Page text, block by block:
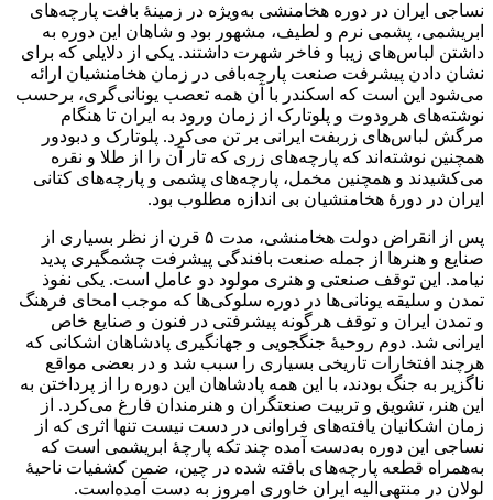
نساجی ایران در دوره هخامنشی به‌ویژه در زمینهٔ بافت پارچه‌های
ابریشمی، پشمی نرم و لطیف، مشهور بود و شاهان این دوره به
داشتن لباس‌های زیبا و فاخر شهرت داشتند. یکی از دلایلی که برای
نشان دادن پیشرفت صنعت پارچه‌بافی در زمان هخامنشیان ارائه
می‌شود این است که اسکندر با آن همه تعصب یونانی‌گری، برحسب
نوشته‌های هرودوت و پلوتارک از زمان ورود به ایران تا هنگام
مرگش لباس‌های زربفت ایرانی بر تن می‌کرد. پلوتارک و دبودور
همچنین نوشته‌اند که پارچه‌های زری که تار آن را از طلا و نقره
می‌کشیدند و همچنین مخمل، پارچه‌های پشمی و پارچه‌های کتانی
ایران در دورهٔ هخامنشیان بی اندازه مطلوب بود.
پس از انقراض دولت هخامنشی، مدت ۵ قرن از نظر بسیاری از
صنایع و هنرها از جمله صنعت بافندگی پیشرفت چشمگیری پدید
نیامد. این توقف صنعتی و هنری مولود دو عامل است. یکی نفوذ
تمدن و سلیقه یونانی‌ها در دوره سلوکی‌ها که موجب امحای فرهنگ
و تمدن ایران و توقف هرگونه پیشرفتی در فنون و صنایع خاص
ایرانی شد. دوم روحیهٔ جنگجویی و جهانگیری پادشاهان اشکانی که
هرچند افتخارات تاریخی بسیاری را سبب شد و در بعضی مواقع
ناگزیر به جنگ بودند، با این همه پادشاهان این دوره را از پرداختن به
این هنر، تشویق و تربیت صنعتگران و هنرمندان فارغ می‌کرد. از
زمان اشکانیان یافته‌های فراوانی در دست نیست تنها اثری که از
نساجی این دوره به‌دست آمده چند تکه پارچهٔ ابریشمی است که
به‌همراه قطعه پارچه‌های بافته شده در چین، ضمن کشفیات ناحیهٔ
لولان در منتهی‌الیه ایران خاوری امروز به دست آمده‌است.